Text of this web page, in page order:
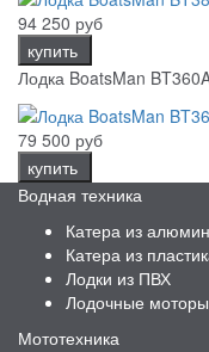
94 250 руб
купить
Лодка BoatsMan
79 500 руб
купить
Водная техника
Катера из
Катера из
Лодки из ПВХ
Лодочные моторы
Мототехника